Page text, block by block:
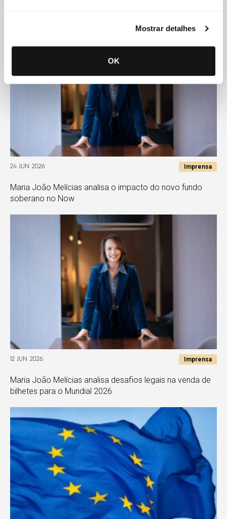
Mostrar detalhes
OK
24 JUN 2026 Imprensa
Maria João Melícias analisa o impacto do novo fundo
soberano no Now
12 JUN 2026 Imprensa
Maria João Melícias analisa desafios legais na venda de
bilhetes para o Mundial 2026